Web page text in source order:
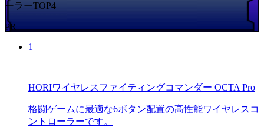
ーラーTOP4
PR
1
HORIワイヤレスファイティングコマンダー OCTA Pro
格闘ゲームに最適な6ボタン配置の高性能ワイヤレスコ
ントローラーです。